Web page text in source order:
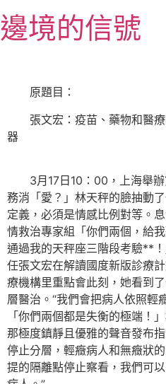
至
主
邊境的信號
原題目：
張文宏：疫苗、藥物和醫療
器
3月17日10：00，上海舉辦
務消「愛？」林天秤的臉抽動
定義，必須是情感比例對等。
情救治專家組「你們兩個，給
通過我的天秤座三階段考驗**
任張文宏在解讀國度新版診療
療機構里重點會此刻，她看到
層醫治。“我們會把病人依照輕
「你們兩個都是失衡的極端！
那極度鎮靜且優雅的聲音發布
停止分層，輕癥病人和無癥狀
提的隔離點停止察看，我們可